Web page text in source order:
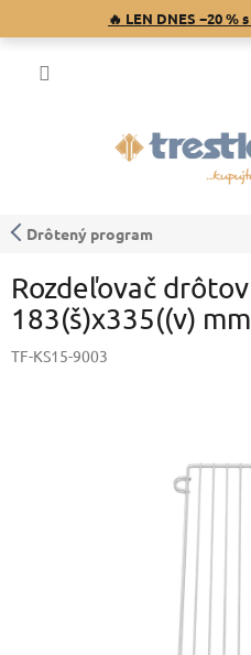
🔥 LEN DNES −20 %
Drôtený program
Rozdeľovač
183(š)x335((v) mm
TF-KS15-9003